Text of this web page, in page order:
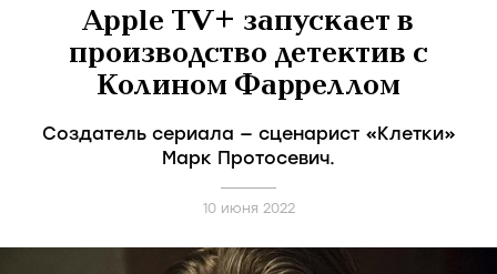
Apple TV+ запускает в
производство детектив с
Колином Фарреллом
Создатель сериала — сценарист «Клетки»
Марк Протосевич.
10 июня 2022